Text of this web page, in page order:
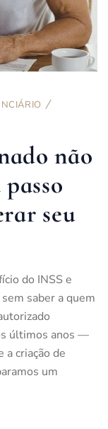
não
seu
do INSS e
saber a quem
últimos anos —
a criação de
um